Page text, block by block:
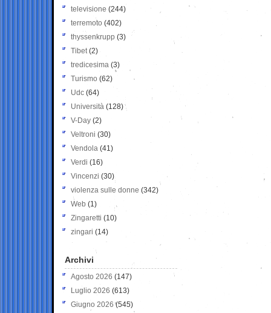
televisione(244)
terremoto (402)
thyssenkrupp (3)
Tibet(2)
tredicesima (3)
Turismo (62)
Udc (64)
Università (128)
V-Day (2)
Veltroni (30)
Vendola (41)
Verdi (16)
Vincenzi (30)
violenza sulle donne (342)
Web (1)
Zingaretti (10)
zingari (14)
Archivi
Agosto 2026 (147)
Luglio 2026 (613)
Giugno 2026 (545)